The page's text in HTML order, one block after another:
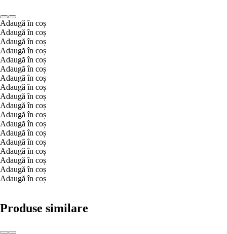
Adaugă în coș
Adaugă în coș
Adaugă în coș
Adaugă în coș
Adaugă în coș
Adaugă în coș
Adaugă în coș
Adaugă în coș
Adaugă în coș
Adaugă în coș
Adaugă în coș
Adaugă în coș
Adaugă în coș
Adaugă în coș
Adaugă în coș
Adaugă în coș
Adaugă în coș
Adaugă în coș
Produse similare